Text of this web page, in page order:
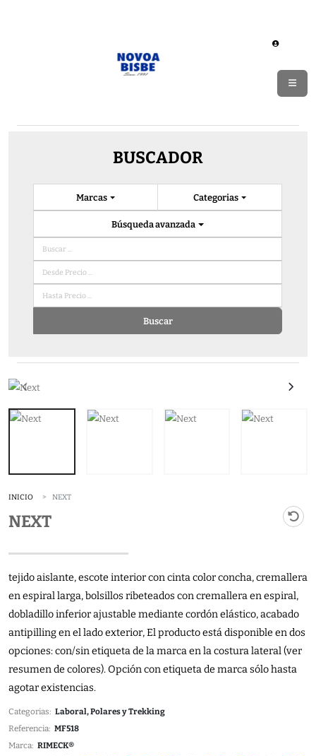
BUSCADOR
Categorias
Marcas
Búsqueda avanzada
Buscar
INICIO NEXT
NEXT
tejido aislante, escote interior con cinta color concha, cremallera
en espiral larga, bolsillos ribeteados con cremallera en espiral,
dobladillo inferior ajustable mediante cordón elástico, acabado
antipilling en el lado exterior, El producto está disponible en dos
opciones: con/sin etiqueta de la marca en la costura lateral (ver
resumen de colores). Opción con etiqueta de marca sólo hasta
agotar existencias.
Categorias: Laboral, Polares y Trekking
Referencia: MF518
Marca: RIMECK®